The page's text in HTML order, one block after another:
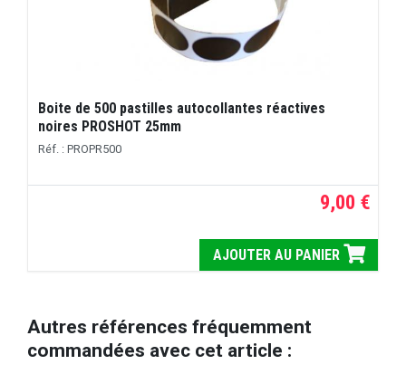
Boite de 500 pastilles autocollantes réactives
noires PROSHOT 25mm
Réf. : PROPR500
9,00 €
AJOUTER AU PANIER
Autres références fréquemment
commandées avec cet article :